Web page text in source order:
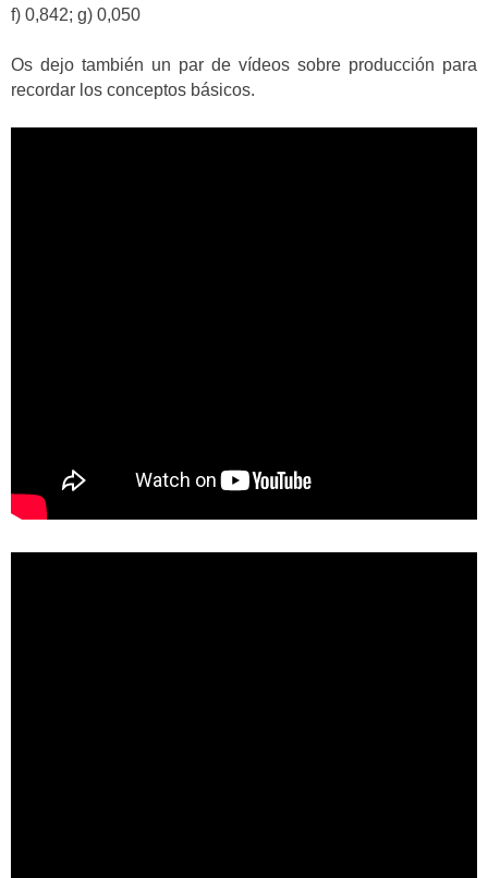
f) 0,842; g) 0,050
Os dejo también un par de vídeos sobre producción para
recordar los conceptos básicos.